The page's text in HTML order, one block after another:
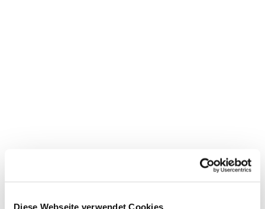
Diese Webseite verwendet Cookies